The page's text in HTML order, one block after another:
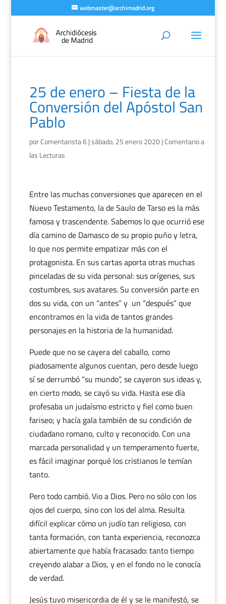
webmaster@archimadrid.org
25 de enero – Fiesta de la
Conversión del Apóstol San
Pablo
porComentarista 6|sábado, 25 enero 2020|Comentario a
las Lecturas
Entre las muchas conversiones que aparecen en el
Nuevo Testamento, la de Saulo de Tarso es la más
famosa y trascendente. Sabemos lo que ocurrió ese
día camino de Damasco de su propio puño y letra,
lo que nos permite empatizar más con el
protagonista. En sus cartas aporta otras muchas
pinceladas de su vida personal: sus orígenes, sus
costumbres, sus avatares. Su conversión parte en
dos su vida, con un “antes” y un “después” que
encontramos en la vida de tantos grandes
personajes en la historia de la humanidad.
Puede que no se cayera del caballo, como
piadosamente algunos cuentan, pero desde luego
sí se derrumbó “su mundo”, se cayeron sus ideas y,
en cierto modo, se cayó su vida. Hasta ese día
profesaba un judaísmo estricto y fiel como buen
fariseo; y hacía gala también de su condición de
ciudadano romano, culto y reconocido. Con una
marcada personalidad y un temperamento fuerte,
es fácil imaginar porqué los cristianos le temían
tanto.
Pero todo cambió. Vio a Dios. Pero no sólo con los
ojos del cuerpo, sino con los del alma. Resulta
difícil explicar cómo un judío tan religioso, con
tanta formación, con tanta experiencia, reconozca
abiertamente que había fracasado: tanto tiempo
creyendo alabar a Dios, y en el fondo no le conocía
de verdad.
Jesús tuvo misericordia de él y se le manifestó, se